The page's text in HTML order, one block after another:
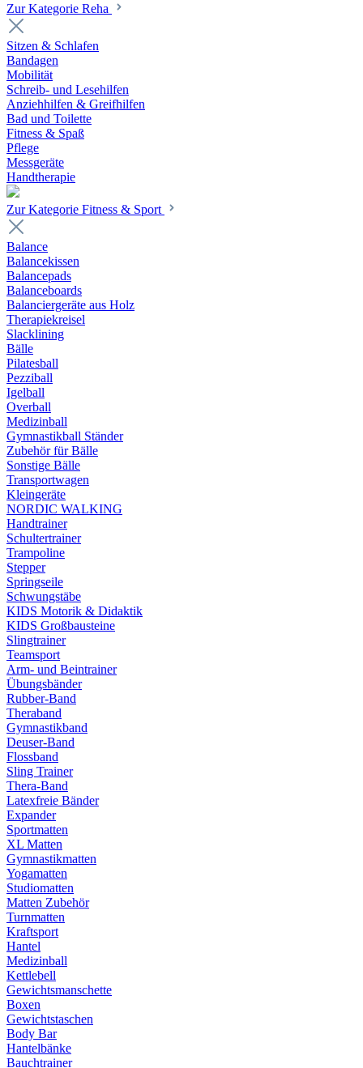
Zur Kategorie Reha
Sitzen & Schlafen
Bandagen
Mobilität
Schreib- und Lesehilfen
Anziehhilfen & Greifhilfen
Bad und Toilette
Fitness & Spaß
Pflege
Messgeräte
Handtherapie
Zur Kategorie Fitness & Sport
Balance
Balancekissen
Balancepads
Balanceboards
Balanciergeräte aus Holz
Therapiekreisel
Slacklining
Bälle
Pilatesball
Pezziball
Igelball
Overball
Medizinball
Gymnastikball Ständer
Zubehör für Bälle
Sonstige Bälle
Transportwagen
Kleingeräte
NORDIC WALKING
Handtrainer
Schultertrainer
Trampoline
Stepper
Springseile
Schwungstäbe
KIDS Motorik & Didaktik
KIDS Großbausteine
Slingtrainer
Teamsport
Arm- und Beintrainer
Übungsbänder
Rubber-Band
Theraband
Gymnastikband
Deuser-Band
Flossband
Sling Trainer
Thera-Band
Latexfreie Bänder
Expander
Sportmatten
XL Matten
Gymnastikmatten
Yogamatten
Studiomatten
Matten Zubehör
Turnmatten
Kraftsport
Hantel
Medizinball
Kettlebell
Gewichtsmanschette
Boxen
Gewichtstaschen
Body Bar
Hantelbänke
Bauchtrainer